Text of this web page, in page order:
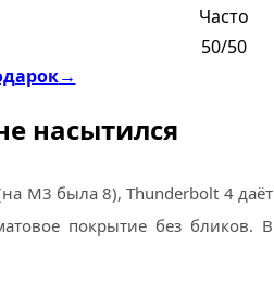
Часто
50/50
→
насытился
M3 была 8), Thunderbolt 4 даёт
покрытие без бликов. В